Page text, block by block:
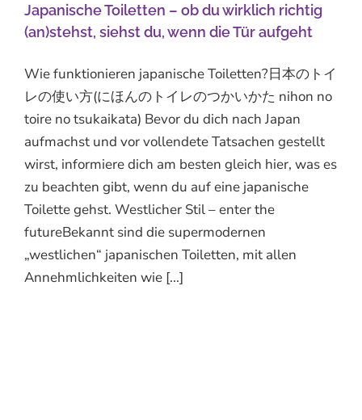
Japanische Toiletten – ob du wirklich richtig
(an)stehst, siehst du, wenn die Tür aufgeht
Wie funktionieren japanische Toiletten?日本のトイ
レの使い方(にほんのトイレのつかいかた nihon no
toire no tsukaikata) Bevor du dich nach Japan
aufmachst und vor vollendete Tatsachen gestellt
wirst, informiere dich am besten gleich hier, was es
zu beachten gibt, wenn du auf eine japanische
Toilette gehst. Westlicher Stil – enter the
futureBekannt sind die supermodernen
„westlichen“ japanischen Toiletten, mit allen
Annehmlichkeiten wie [...]